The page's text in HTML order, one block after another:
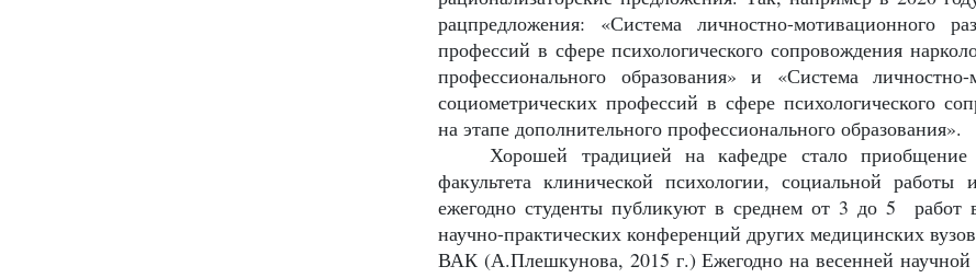
рацпредложения: «Система личностно-мотивационного
профессий в сфере психологического сопровождения
профессионального образования» и «Система личностно-
социометрических профессий в сфере психологического
на этапе дополнительного профессионального образования».
Хорошей традицией на кафедре стало
факультета клинической психологии, социальной
ежегодно студенты публикуют в среднем от 3 до 5
научно-практических конференций других медицинских
ВАК (А.Плешкунова, 2015 г.) Ежегодно на весенней